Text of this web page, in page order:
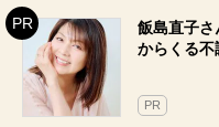
飯島直子さ
からくる不
PR